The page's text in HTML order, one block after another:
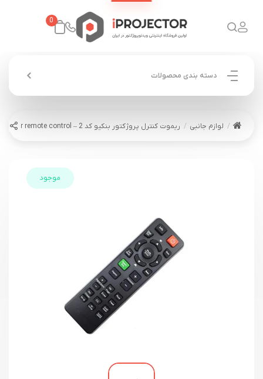
0
دسته بندی محصولات
لوازم جانبی ریموت کنترل پروژکتور بنکیو کد 2 – Benq projector remote control
موجود